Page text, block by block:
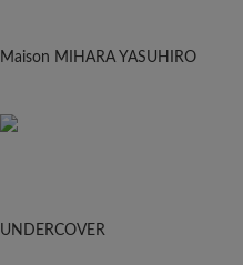
Maison MIHARA YASUHIRO
UNDERCOVER